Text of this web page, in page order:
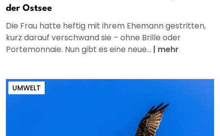
der Ostsee
Die Frau hatte heftig mit ihrem Ehemann gestritten,
kurz darauf verschwand sie – ohne Brille oder
Portemonnaie. Nun gibt es eine neue... | mehr
UMWELT